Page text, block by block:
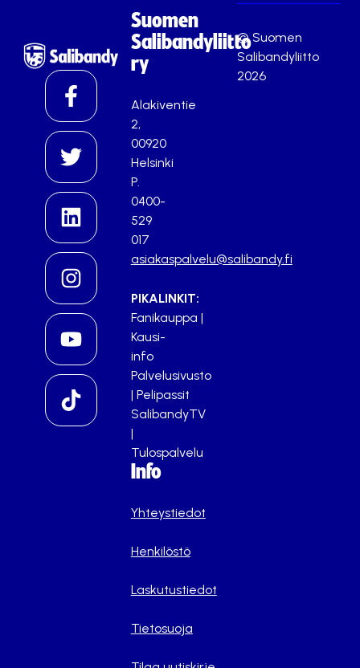
Suomen
Salibandyliitto
ry
Alakiventie
2,
00920
Helsinki
P.
0400-
529
017
asiakaspalvelu@salibandy.fi
PIKALINKIT:
Fanikauppa |
Kausi-
info
Palvelusivusto
| Pelipassit
SalibandyTV
|
Tulospalvelu
Info
Yhteystiedot
Henkilöstö
Laskutustiedot
Tietosuoja
© Suomen
Salibandyliitto
2026